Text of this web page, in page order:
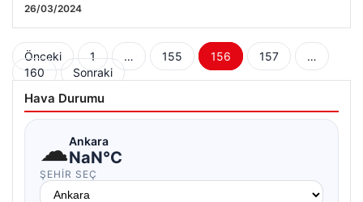
26/03/2024
Yazı
sayfalaması
Önceki 1 … 155 156 157
…
160
Sonraki
Hava Durumu
☁Ankara
NaN°C
ŞEHIR SEÇ